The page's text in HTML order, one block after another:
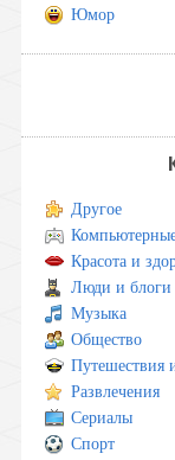
Юмор
Другое
Красота и
Люди и блоги
Музыка
Общество
Путешествия
Развлечения
Сериалы
Спорт